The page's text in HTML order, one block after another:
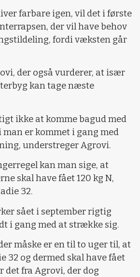
farbare igen, vil det i første
der vil have behov
fordi væksten går
der også vurderer, at især
kan tage næste
ikke at komme bagud med
er kommet i gang med
understreger Agrovi.
kan man sige, at
skal have fået 120 kg N,
32.
sået i september rigtig
i gang med at strække sig.
måske er en til to uger til, at
32 og dermed skal have fået
det fra Agrovi, der dog